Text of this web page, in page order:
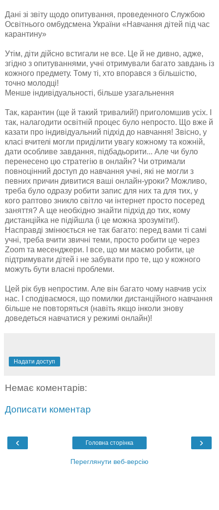
Дані зі звіту щодо опитування, проведенного Службою
Освітнього омбудсмена України «Навчання дітей під час
карантину»
Утім, діти дійсно встигали не все. Це й не дивно, адже,
згідно з опитуваннями, учні отримували багато завдань із
кожного предмету. Тому ті, хто впорався з більшістю,
точно молодці!
Менше індивідуальності, більше узагальнення
Так, карантин (ще й такий тривалий!) приголомшив усіх. І
так, налагодити освітній процес було непросто. Що вже й
казати про індивідуальний підхід до навчання! Звісно, у
класі вчителі могли приділити увагу кожному та кожній,
дати особливе завдання, підбадьорити... Але чи було
перенесено цю стратегію в онлайн? Чи отримали
повноцінний доступ до навчання учні, які не могли з
певних причин дивитися ваші онлайн-уроки? Можливо,
треба було одразу робити запис для них та для тих, у
кого раптово зникло світло чи інтернет просто посеред
заняття? А ще необхідно знайти підхід до тих, кому
дистанційка не підійшла (і це можна зрозуміти!).
Насправді змінюється не так багато: перед вами ті самі
учні, треба вчити звичні теми, просто робити це через
Zoom та месенджери. І все, що ми маємо робити, це
підтримувати дітей і не забувати про те, що у кожного
можуть бути власні проблеми.
Цей рік був непростим. Але він багато чому навчив усіх
нас. І сподіваємося, що помилки дистанційного навчання
більше не повторяться (навіть якщо інколи знову
доведеться навчатися у режимі онлайн)!
Надати доступ
Немає коментарів:
Дописати коментар
‹ ›
Головна сторінка
Переглянути веб-версію